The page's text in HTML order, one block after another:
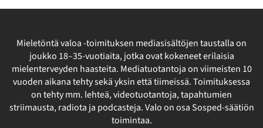
Mieletöntä valoa -toimituksen mediasisältöjen taustalla on
joukko 18–35-vuotiaita, jotka ovat kokeneet erilaisia
mielenterveyden haasteita. Mediatuotantoja on viimeisten 10
vuoden aikana tehty sekä yksin että tiimeissä. Toimituksessa
on tehty mm. lehteä, videotuotantoja, tapahtumien
striimausta, radiota ja podcasteja. Valo on osa Sosped-säätiön
toimintaa.